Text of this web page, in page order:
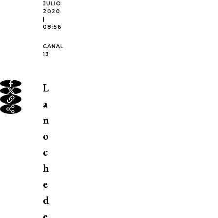
JULIO
2020
|
08:56
CANAL
13
L
a
n
o
c
h
e
d